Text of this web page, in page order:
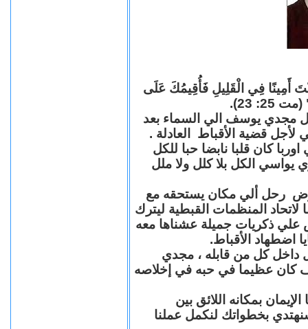
أَمِينًا فِي الْقَلِيلِ فَأُقِيمُكَ عَلَى
23).
مجدي يوسف الي السماء بعد
قضية الأقباط العادلة .
كان قلبا نابضا حبا للكل
يواسي الكل بلا كلل ولا ملل
رحل ألي مكان يستحقه مع
المنظمات القبطية ليترك
علي ذكريات جميلة عشناها معه
اضطهاد الأقباط.
داخل كل من قابله ، مجدي
عظيما في حبه في إخلاصه
بمكانه اللائق بين
بخطواتك لنكمل عملنا